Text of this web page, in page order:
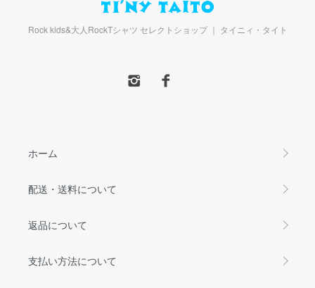
Rock kids&大人RockTシャツ セレクトショップ ｜ タイニィ・タイト
ホーム
配送・送料について
返品について
支払い方法について